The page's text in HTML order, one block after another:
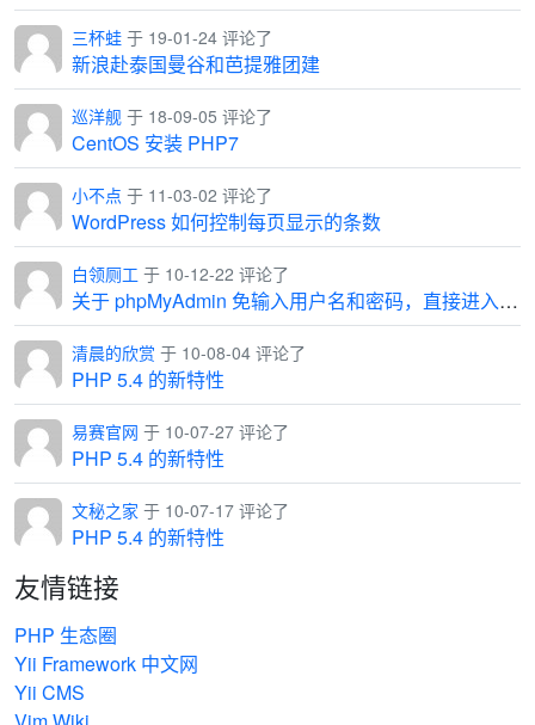
三杯蛙 于 19-01-24 评论了
新浪赴泰国曼谷和芭提雅团建
巡洋舰 于 18-09-05 评论了
CentOS 安装 PHP7
小不点 于 11-03-02 评论了
WordPress 如何控制每页显示的条数
白领厕工 于 10-12-22 评论了
关于 phpMyAdmin 免输入用户名和密码，直接进入管理界面
清晨的欣赏 于 10-08-04 评论了
PHP 5.4 的新特性
易赛官网 于 10-07-27 评论了
PHP 5.4 的新特性
文秘之家 于 10-07-17 评论了
PHP 5.4 的新特性
友情链接
PHP 生态圈
Yii Framework 中文网
Yii CMS